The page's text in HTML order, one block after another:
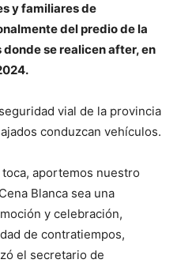
y familiares de
del predio de la
se realicen after, en
vial de la provincia
conduzcan vehículos.
aportemos nuestro
Blanca sea una
y celebración,
de contratiempos,
el secretario de